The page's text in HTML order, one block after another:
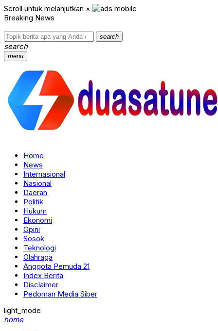
Scroll untuk melanjutkan ×
Breaking News
search
search
menu
Home
News
Internasional
Nasional
Daerah
Politik
Hukum
Ekonomi
Opini
Sosok
Teknologi
Olahraga
Anggota Pemuda 21
Index Berita
Disclaimer
Pedoman Media Siber
light_mode
home